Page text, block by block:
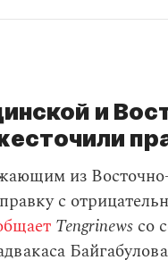
и
из
с
Tengrinews со